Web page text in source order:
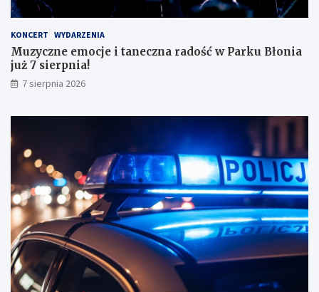
ł
m
i
w
y
k
a
m
KONCERT WYDARZENIA
Muzyczne emocje i taneczna radość w Parku Błonia
już 7 sierpnia!
7 sierpnia 2026